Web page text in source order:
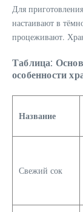
Для
настаивают в
процеживают.
Таблица:
особенности
Название
Свежий сок